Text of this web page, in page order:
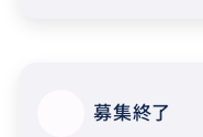
募集終了